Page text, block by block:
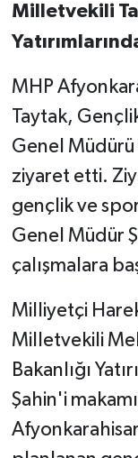
Milletvekili
MHP
Taytak,
Genel Müdürü
ziyaret etti.
gençlik ve
Genel Müdür
çalışmalara
Milliyetçi
Milletvekili
Bakanlığı
Şahin'i